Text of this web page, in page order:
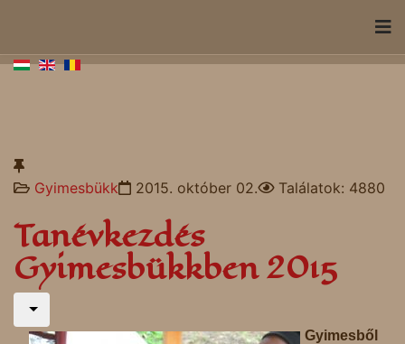
Gyimesbükk 2015. október 02. Találatok: 4880
Tanévkezdés
Gyimesbükkben 2015
Gyimesből